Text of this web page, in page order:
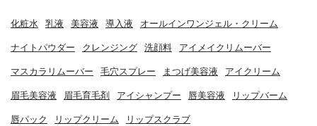
化粧水 乳液 美容液 導入液 オールインワンジェル・クリーム
ナイトパウダー クレンジング 洗顔料 アイメイクリムーバー
マスカラリムーバー 毛穴スプレー まつげ美容液 アイクリーム
眉毛美容液 眉毛育毛剤 アイシャンプー 唇美容液 リップバーム
唇パック リップクリーム リップスクラブ